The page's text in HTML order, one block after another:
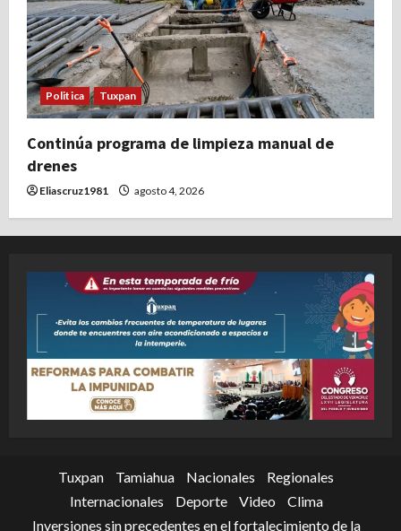
Politica Tuxpan
Continúa programa de limpieza manual de
drenes
Eliascruz1981 agosto 4, 2026
Tuxpan Tamiahua Nacionales
Regionales
Internacionales
Deporte Video
Clima
Inversiones sin precedentes en el fortalecimiento de la